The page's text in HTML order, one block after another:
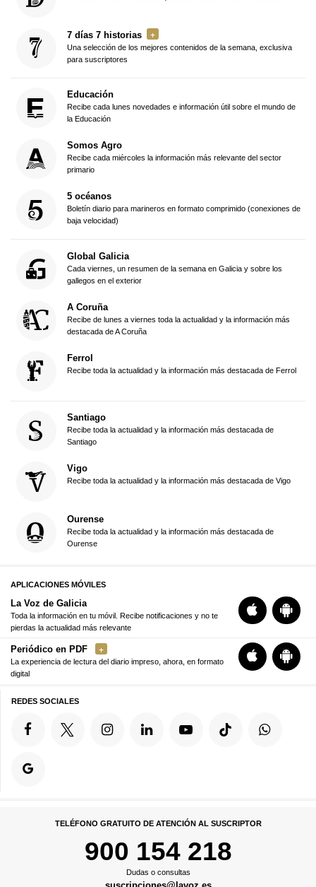
7 días 7 historias
Una selección de los mejores contenidos de la semana, exclusiva
para suscriptores
Educación
Recibe cada lunes novedades e información útil sobre el mundo de
la Educación
Somos Agro
Recibe cada miércoles la información más relevante del sector
primario
5 océanos
Boletín diario para marineros en formato comprimido (conexiones de
baja velocidad)
Global Galicia
Cada viernes, un resumen de la semana en Galicia y sobre los
gallegos en el exterior
A Coruña
Recibe de lunes a viernes toda la actualidad y la información más
destacada de A Coruña
Ferrol
Recibe toda la actualidad y la información más destacada de Ferrol
Santiago
Recibe toda la actualidad y la información más destacada de
Santiago
Vigo
Recibe toda la actualidad y la información más destacada de Vigo
Ourense
Recibe toda la actualidad y la información más destacada de
Ourense
APLICACIONES MÓVILES
La Voz de Galicia
Toda la información en tu móvil. Recibe notificaciones y no te
pierdas la actualidad más relevante
Periódico en PDF
La experiencia de lectura del diario impreso, ahora, en formato
digital
REDES SOCIALES
TELÉFONO GRATUITO DE ATENCIÓN AL SUSCRIPTOR
900 154 218
Dudas o consultas